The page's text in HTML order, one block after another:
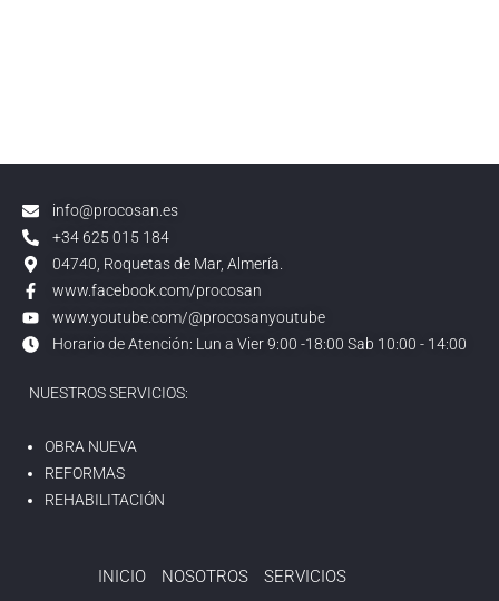
info@procosan.es
+34 625 015 184
04740, Roquetas de Mar, Almería.
www.facebook.com/procosan
www.youtube.com/@procosanyoutube
Horario de Atención: Lun a Vier 9:00 -18:00 Sab 10:00 - 14:00
NUESTROS SERVICIOS:
OBRA NUEVA
REFORMAS
REHABILITACIÓN
INICIO NOSOTROS
SERVICIOS